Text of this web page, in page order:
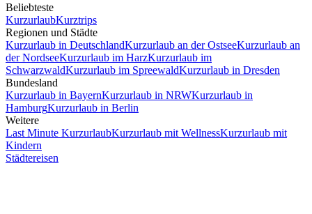
Beliebteste
KurzurlaubKurztrips
Regionen und Städte
Kurzurlaub in DeutschlandKurzurlaub an der OstseeKurzurlaub an
der NordseeKurzurlaub im HarzKurzurlaub im
SchwarzwaldKurzurlaub im SpreewaldKurzurlaub in Dresden
Bundesland
Kurzurlaub in BayernKurzurlaub in NRWKurzurlaub in
HamburgKurzurlaub in Berlin
Weitere
Last Minute KurzurlaubKurzurlaub mit WellnessKurzurlaub mit
Kindern
Städtereisen